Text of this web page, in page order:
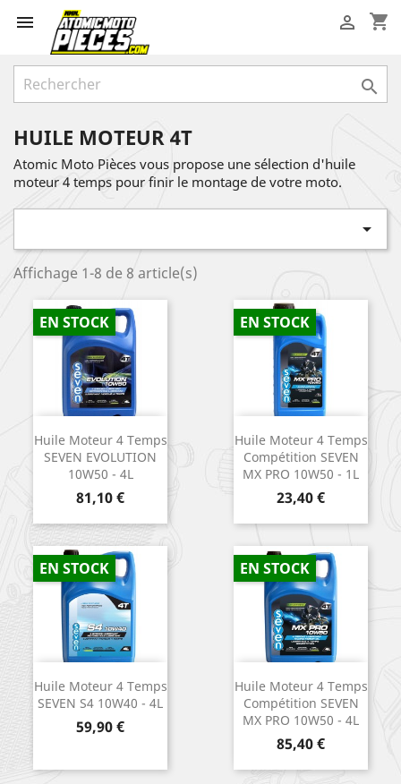
 shopping_cart


HUILE MOTEUR 4T
Atomic Moto Pièces vous propose une sélection d'huile
moteur 4 temps pour finir le montage de votre moto.

Affichage 1-8 de 8 article(s)
Huile Moteur 4 Temps
SEVEN EVOLUTION
10W50 - 4L
Prix
81,10 €
EN STOCK
Huile Moteur 4 Temps
Compétition SEVEN
MX PRO 10W50 - 1L
Prix
23,40 €
EN STOCK
Huile Moteur 4 Temps
SEVEN S4 10W40 - 4L
Prix
59,90 €
EN STOCK
Huile Moteur 4 Temps
Compétition SEVEN
MX PRO 10W50 - 4L
Prix
85,40 €
EN STOCK